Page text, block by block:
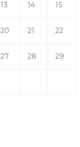
13 14 15
20 21 22
27 28 29